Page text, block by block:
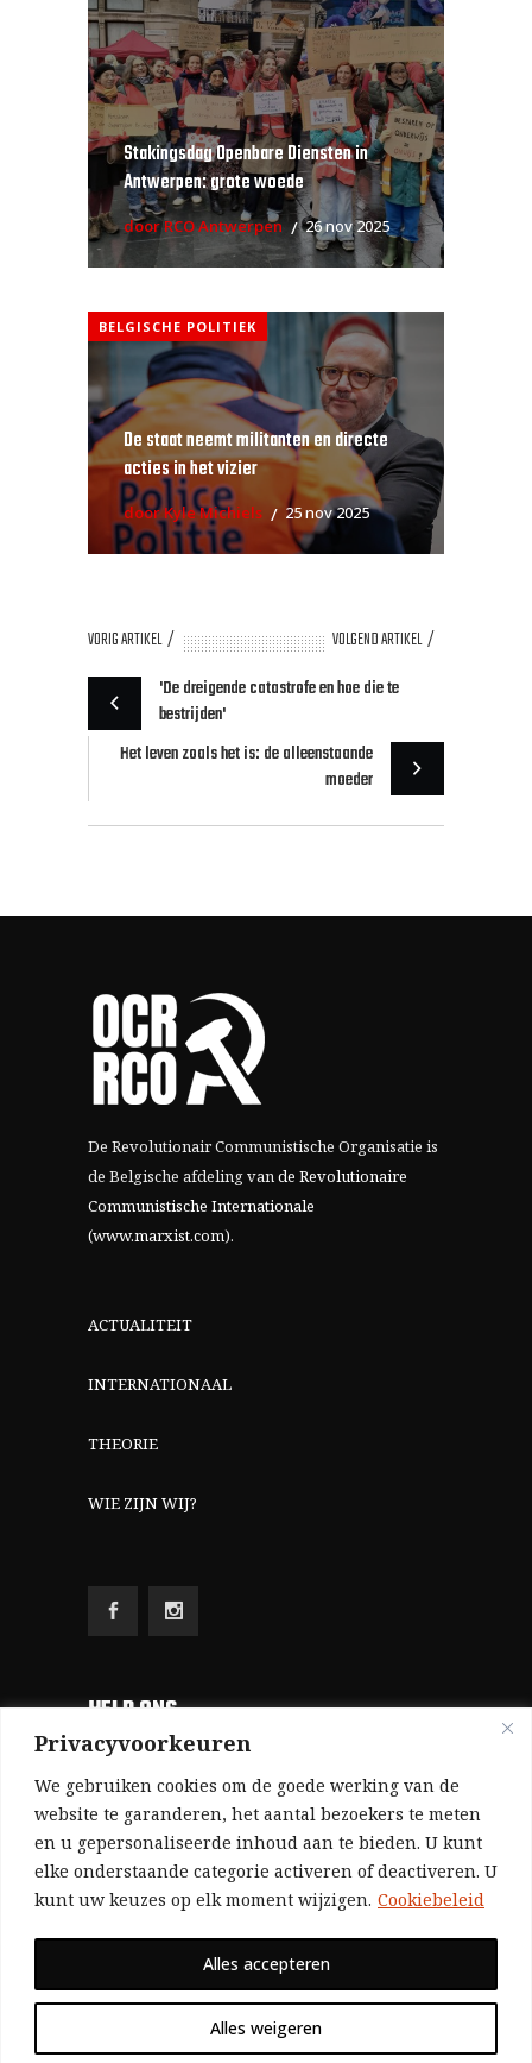
Privacyvoorkeuren
We gebruiken cookies om de goede werking van de
website te garanderen, het aantal bezoekers te meten
en u gepersonaliseerde inhoud aan te bieden. U kunt
elke onderstaande categorie activeren of deactiveren. U
kunt uw keuzes op elk moment wijzigen. Cookiebeleid
Alles weigeren
Alles accepteren
Stakingsdag Openbare Diensten in
Antwerpen: grote woede
door RCO Antwerpen 26 nov 2025
BELGISCHE POLITIEK
De staat neemt militanten en directe
acties in het vizier
door Kyle Michiels 25 nov 2025
VORIG ARTIKEL
VOLGEND ARTIKEL
'De dreigende catastrofe en hoe die te
bestrijden'
Het leven zoals het is: de alleenstaande
moeder
De Revolutionair Communistische Organisatie is
de Belgische afdeling vande Revolutionaire
Communistische Internationale
(www.marxist.com).
ACTUALITEIT
INTERNATIONAAL
THEORIE
WIE ZIJN WIJ?
HELP ONS
Aangezien we volledig zelf gefinancierd zijn
(zonder subsidies, zonder commerciële
advertenties en zonder rijke sponsors), zijn we
voor de publicatie van ons tijdschrift uitsluitend
afhankelijk van de financiële steun van onze
Bij voorbaat dank voor uw solidariteit.